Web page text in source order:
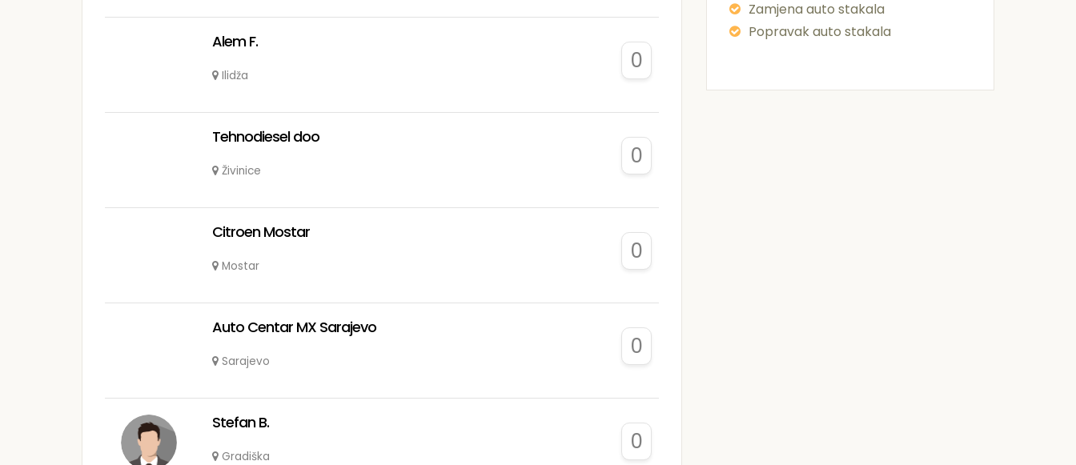
Zamjena auto stakala
Popravak auto stakala
Alem F.
Ilidža
0
Tehnodiesel doo
Živinice
0
Citroen Mostar
Mostar
0
Auto Centar MX Sarajevo
Sarajevo
0
Stefan B.
Gradiška
0